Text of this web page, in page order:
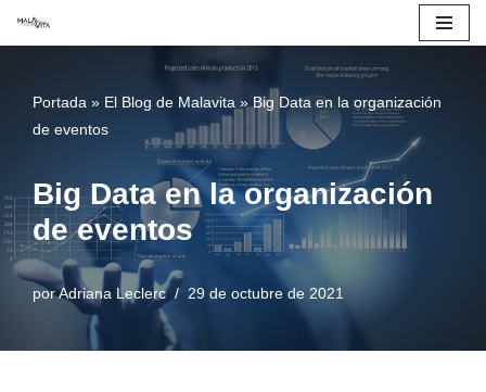
contenido
Portada » El Blog de Malavita » Big Data en la organización
de eventos
Big Data en la organización
de eventos
porAdriana Leclerc 29 de octubre de 2021